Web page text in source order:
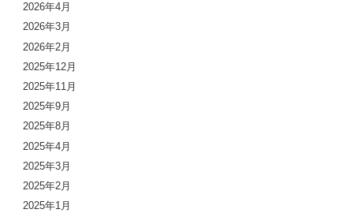
2026年4月
2026年3月
2026年2月
2025年12月
2025年11月
2025年9月
2025年8月
2025年4月
2025年3月
2025年2月
2025年1月